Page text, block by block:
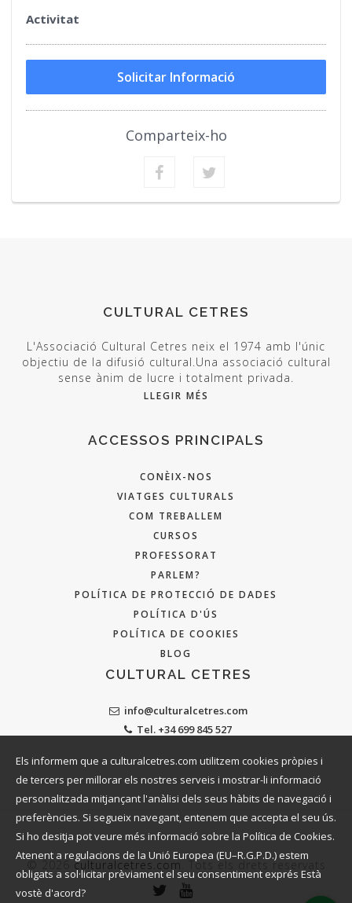
Activitat
Solicitar Informació
Comparteix-ho
CULTURAL CETRES
L'Associació Cultural Cetres neix el 1974 amb l'únic
objectiu de la difusió cultural.Una associació cultural
sense ànim de lucre i totalment privada.
LLEGIR MÉS
ACCESSOS PRINCIPALS
CONÈIX-NOS
VIATGES CULTURALS
COM TREBALLEM
CURSOS
PROFESSORAT
PARLEM?
POLÍTICA DE PROTECCIÓ DE DADES
POLÍTICA D'ÚS
POLÍTICA DE COOKIES
BLOG
CULTURAL CETRES
info@culturalcetres.com
Tel. +34 699 845 527
culturalcetres.com . Tots els drets reservats
Els informem que a culturalcetres.com utilitzem cookies pròpies i
de tercers per millorar els nostres serveis i mostrar-li informació
personalitzada mitjançant l'anàlisi dels seus hàbits de navegació i
preferències. Si segueix navegant, entenem que accepta el seu ús.
Si ho desitja pot veure més informació sobre la Política de Cookies.
Atenent a regulacions de la Unió Europea (EU–R.G.P.D.) estem
obligats a sol·licitar prèviament el seu consentiment exprés Està
vostè d'acord?